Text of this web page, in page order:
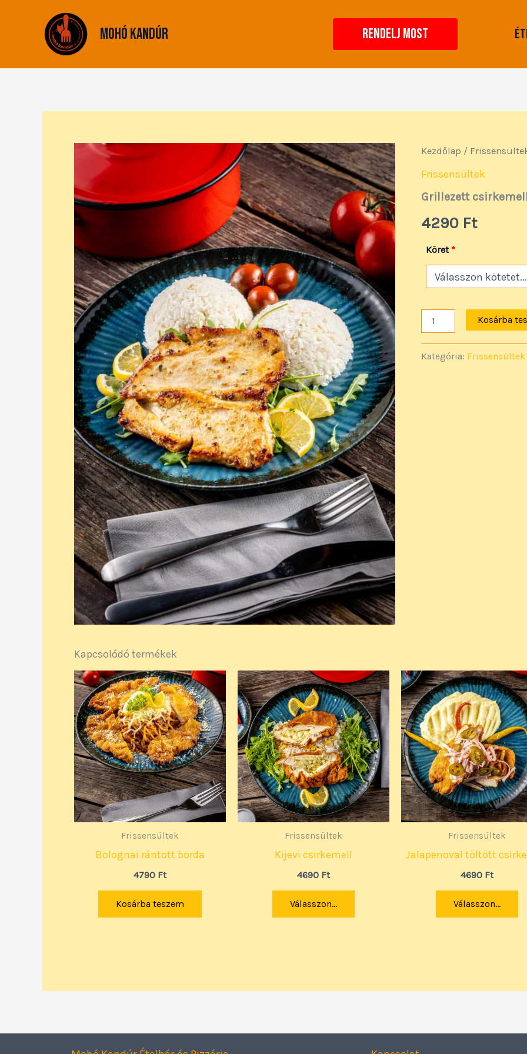
Mohó Kandúr RENDELJ MOST
Kezdőlap /
Frissensültek
Grillezett
4290 Ft
Köret*
Grillezett
csirkemell
mennyiség
Kosárba
Kategória: Frissensültek
Kapcsolódó termékek
Frissensültek
Bolognai rántott borda
4790 Ft
Kosárba teszem
Frissensültek
Kijevi csirkemell
4690 Ft
Válasszon...
Frissensültek
Jalapenoval töltött
4690 Ft
Válasszon...